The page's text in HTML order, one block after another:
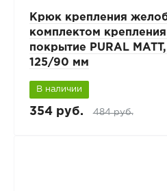
Крюк крепления
комплектом крепления
покрытие PURAL
125/90 мм
В наличии
354 руб. 484 руб.